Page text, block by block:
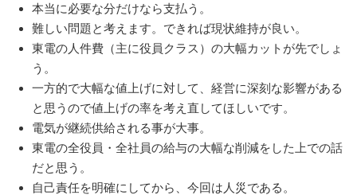
本当に必要な分だけなら支払う。
難しい問題と考えます。できれば現状維持が良い。
東電の人件費（主に役員クラス）の大幅カットが先でしょ
う。
一方的で大幅な値上げに対して、経営に深刻な影響がある
と思うので値上げの率を考え直してほしいです。
電気が継続供給される事が大事。
東電の全役員・全社員の給与の大幅な削減をした上での話
だと思う。
自己責任を明確にしてから、今回は人災である。